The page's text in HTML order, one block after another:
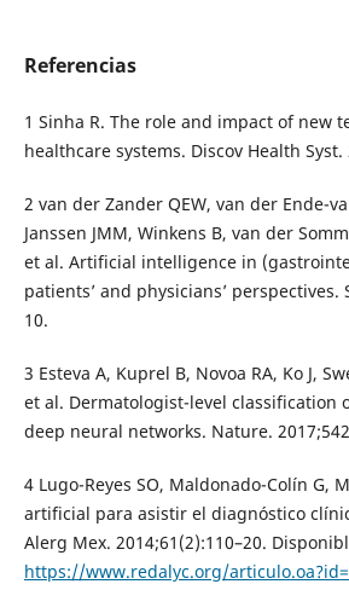
Referencias
1 Sinha R. The role and impact of new
healthcare systems. Discov Health Syst.
2 van der Zander QEW, van der Ende-
Janssen JMM, Winkens B, van der
et al. Artificial intelligence in
patients’ and physicians’ perspectives.
10.
3 Esteva A, Kuprel B, Novoa RA, Ko J,
et al. Dermatologist-level classification
deep neural networks. Nature.
4 Lugo-Reyes SO, Maldonado-Colín G,
artificial para asistir el diagnóstico
Alerg Mex. 2014;61(2):110–20.
https://www.redalyc.org/